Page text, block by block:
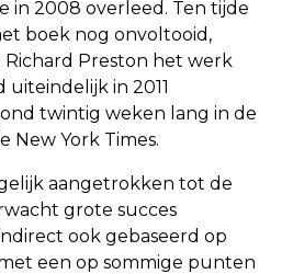
in 2008 overleed. Ten tijde
boek nog onvoltooid,
Richard Preston het werk
in 2011
twintig weken lang in de
New York Times.
aangetrokken tot de
grote succes
ook gebaseerd op
een op sommige punten